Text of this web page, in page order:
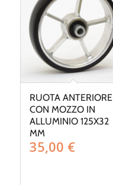
RUOTA ANTERIORE
CON MOZZO IN
ALLUMINIO 125X32
MM
35,00 €